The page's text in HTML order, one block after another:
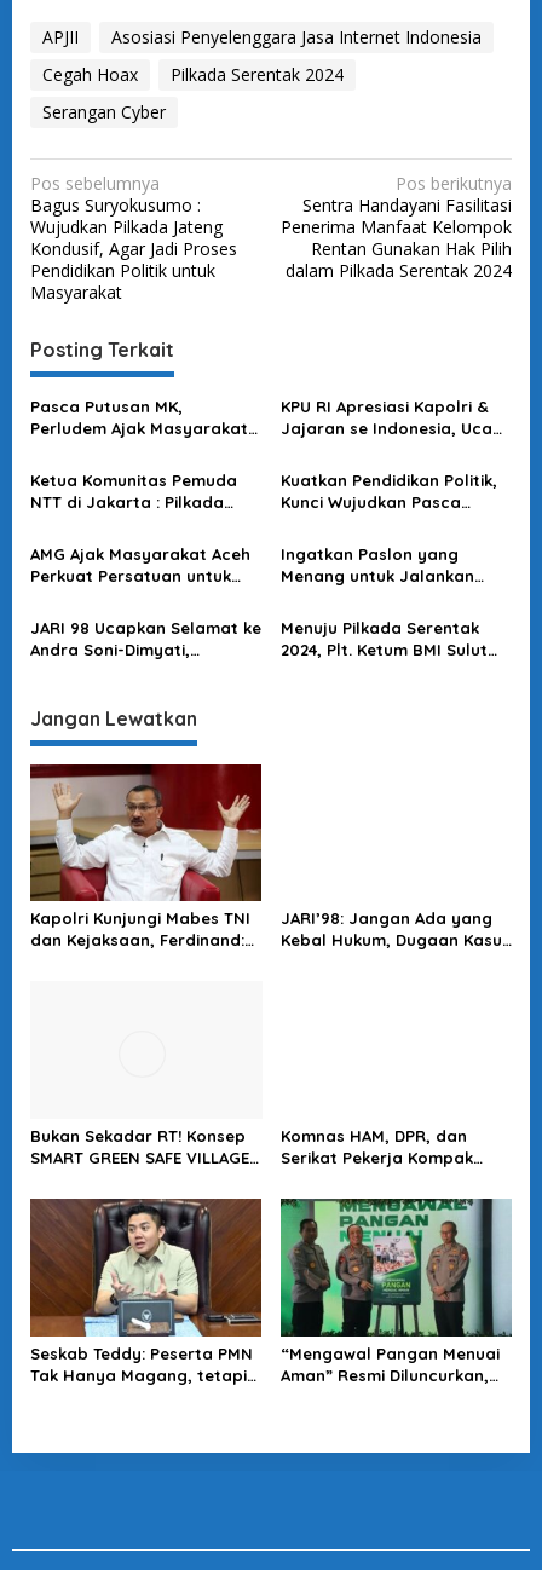
APJII
Asosiasi Penyelenggara Jasa Internet Indonesia
Cegah Hoax
Pilkada Serentak 2024
Serangan Cyber
N
a
v
i
a
s
i
o
s
Pos sebelumnya
Bagus Suryokusumo :
Wujudkan Pilkada Jateng
Kondusif, Agar Jadi Proses
Pendidikan Politik untuk
Masyarakat
Pos berikutnya
Sentra Handayani Fasilitasi
Penerima Manfaat Kelompok
Rentan Gunakan Hak Pilih
dalam Pilkada Serentak 2024
Posting Terkait
Pasca Putusan MK,
Perludem Ajak Masyarakat
KPU RI Apresiasi Kapolri &
Jajaran se Indonesia, Ucap
Sukseskan Pilkada Serentak
2024
Ketua Komunitas Pemuda
NTT di Jakarta : Pilkada
Aman, Tak Ada Polarisasi di
Masyarakat
Kuatkan Pendidikan Politik,
Kunci Wujudkan Pasca
AMG Ajak Masyarakat Aceh
Perkuat Persatuan untuk
Pilkada
Ingatkan Paslon yang
Menang untuk Jalankan
Fattah Temboro : Yang
Kalah Berlapang Dada
serta Jaga Persatuan
JARI 98 Ucapkan Selamat ke
Andra Soni-Dimyati,
2024
Menuju Pilkada Serentak
2024, Plt. Ketum BMI Sulut
Jangan Lewatkan
Kapolri Kunjungi Mabes TNI
dan Kejaksaan, Ferdinand:
JARI’98: Jangan Ada yang
Kebal Hukum, Dugaan Kasus
Bukan Sekadar RT! Konsep
SMART GREEN SAFE VILLAGE
Depan Kota
Komnas HAM, DPR, dan
Serikat Pekerja Kompak
KDMP Diusut
Seskab Teddy: Peserta PMN
Tak Hanya Magang, tetapi
“Mengawal Pangan Menuai
Aman” Resmi Diluncurkan,